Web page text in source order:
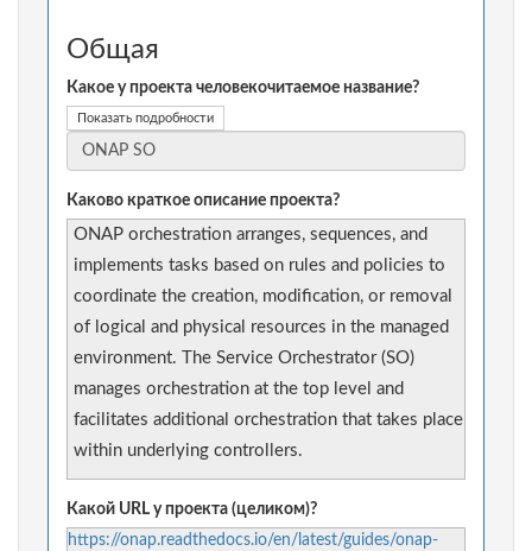
Общая
Какое у проекта человекочитаемое название?
Показать подробности
Каково краткое описание проекта?
ONAP orchestration arranges, sequences, and
implements tasks based on rules and policies to
coordinate the creation, modification, or removal
of logical and physical resources in the managed
environment. The Service Orchestrator (SO)
manages orchestration at the top level and
facilitates additional orchestration that takes place
within underlying controllers.
Какой URL у проекта (целиком)?
https://onap.readthedocs.io/en/latest/guides/onap-